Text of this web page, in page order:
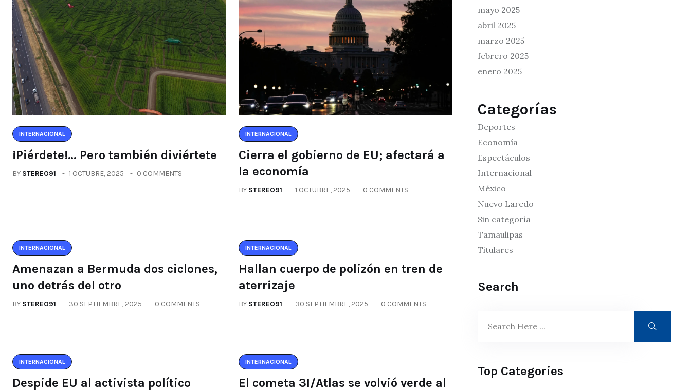
INTERNACIONAL
¡Piérdete!… Pero también diviértete
BY STEREO91 1 OCTUBRE, 2025 0 COMMENTS
INTERNACIONAL
Cierra el gobierno de EU; afectará a
la economía
BY STEREO91 1 OCTUBRE, 2025 0 COMMENTS
INTERNACIONAL
Amenazan a Bermuda dos ciclones,
uno detrás del otro
BY STEREO91 30 SEPTIEMBRE, 2025 0 COMMENTS
INTERNACIONAL
Hallan cuerpo de polizón en tren de
aterrizaje
BY STEREO91 30 SEPTIEMBRE, 2025 0 COMMENTS
INTERNACIONAL
Despide EU al activista político
INTERNACIONAL
El cometa 3I/Atlas se volvió verde al
mayo 2025
abril 2025
marzo 2025
febrero 2025
enero 2025
Categorías
Deportes
Economía
Espectáculos
Internacional
México
Nuevo Laredo
Sin categoría
Tamaulipas
Titulares
Search
Top Categories